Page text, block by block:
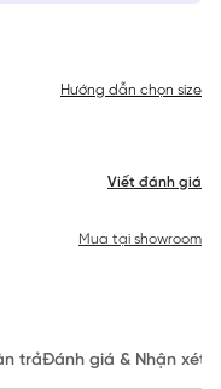
Viết đánh giá
Hướng dẫn chọn size
Mua tại showroom
trảĐánh giá & Nhận xét